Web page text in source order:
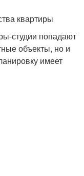
квартиры
студии попадают
объекты, но и
имеет